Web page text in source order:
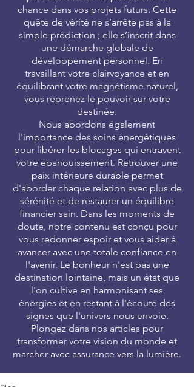
chance dans vos projets futurs. Cette
quête de vérité ne s’arrête pas à la
simple prédiction ; elle s’inscrit dans
une démarche globale de
développement personnel. En
travaillant votre clairvoyance et en
équilibrant votre magnétisme naturel,
vous reprenez le pouvoir sur votre
destinée.
Nous abordons également
l'importance des soins énergétiques
pour libérer les blocages qui entravent
votre épanouissement. Retrouver une
paix intérieure durable permet
d'aborder chaque relation avec plus de
sérénité et de restaurer un équilibre
financier sain. Dans les moments de
doute, notre contenu est conçu pour
vous redonner espoir et vous aider à
avancer avec une totale confiance en
l'avenir. Le bonheur n'est pas une
destination lointaine, mais un état que
l'on cultive en harmonisant ses
énergies et en restant à l'écoute des
signes que l'univers nous envoie.
Plongez dans nos articles pour
transformer votre vision du monde et
marcher avec assurance vers la lumière.